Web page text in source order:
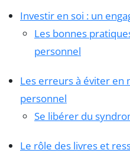
Investir en soi : un
Les bonnes
personnel
Les erreurs à éviter
personnel
Se libérer du
Le rôle des livres et